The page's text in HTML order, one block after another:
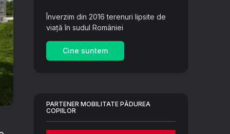
Înverzim din 2016 terenuri lipsite de
viață în sudul României
Cine suntem
PARTENER MOBILITATE PĂDUREA
COPIILOR